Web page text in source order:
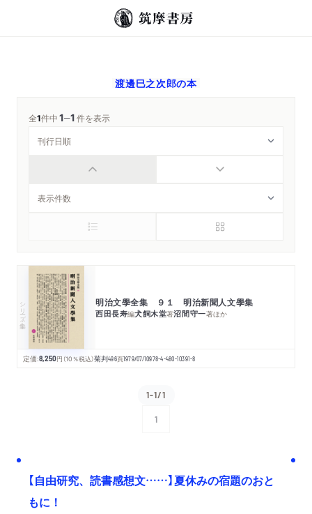
渡邊巳之次郎の本
全1件中1─1件を表示
シリーズ・全集 明治文學全集 ９１ 明治新聞人文學集
西田長寿編犬飼木堂著沼間守一著ほか
定価:8,250円 （10％税込）菊判496頁1979/07/10978-4-480-10391-8
1-1/1
1
【自由研究、読書感想文……】夏休みの宿題のおと
もに！